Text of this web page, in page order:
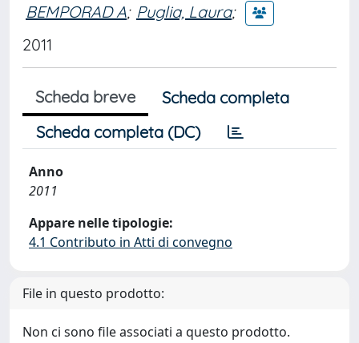
BEMPORAD A; Puglia, Laura;
2011
Scheda breve
Scheda completa
Scheda completa (DC)
Anno
2011
Appare nelle tipologie:
4.1 Contributo in Atti di convegno
File in questo prodotto:
Non ci sono file associati a questo prodotto.